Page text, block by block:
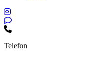
Telefon